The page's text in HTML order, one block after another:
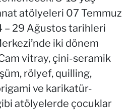
atölyeleri 07 Temmuz
– 29 Ağustos tarihleri
iki dönem
vitray, çini-seramik
rölyef, quilling,
ve karikatür-
atölyelerde çocuklar